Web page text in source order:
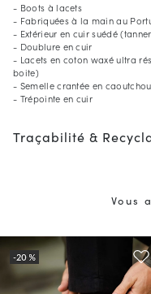
- Boots à lacets
- Fabriquées à la main au
- Extérieur en cuir suédé
- Doublure en cuir
- Lacets en coton waxé ultra
boite)
- Semelle crantée en
- Trépointe en cuir
Traçabilité &
Vous